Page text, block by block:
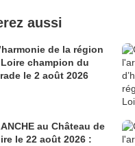
aussi
de la région
champion du
le 2 août 2026
au Château de
le 22 août 2026 :